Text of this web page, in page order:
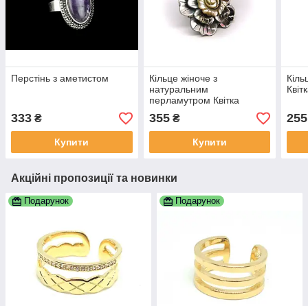
Перстінь з аметистом
333 ₴
Купити
Кільце жіноче з
натуральним
перламутром Квітка
355₴
Купити
255
Акційні пропозиції та новинки
Подарунок Подарунок